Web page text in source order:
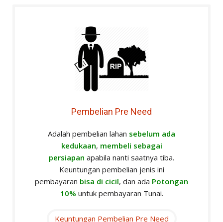
Pembelian Pre Need
Adalah pembelian lahan sebelum ada
kedukaan, membeli sebagai
persiapan apabila nanti saatnya tiba.
Keuntungan pembelian jenis ini
pembayaran bisa di cicil, dan ada Potongan
10% untuk pembayaran Tunai.
Keuntungan Pembelian Pre Need